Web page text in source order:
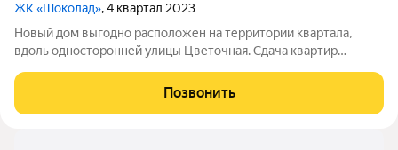
ЖК «Шоколад», 4 квартал 2023
Новый дом выгодно расположен на территории квартала,
вдоль односторонней улицы Цветочная. Сдача квартир
Позвонить